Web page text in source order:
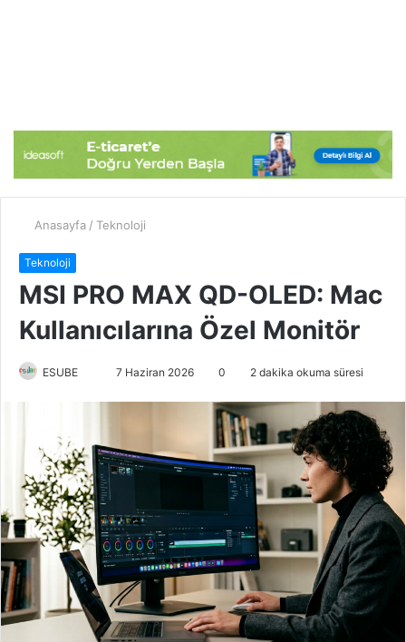
Anasayfa / Teknoloji
Teknoloji
MSI PRO MAX QD-OLED: Mac
Kullanıcılarına Özel Monitör
ESUBE
p
o
s
t
a
g
ö
n
7 Haziran 2026 0 2 dakika okuma süresi